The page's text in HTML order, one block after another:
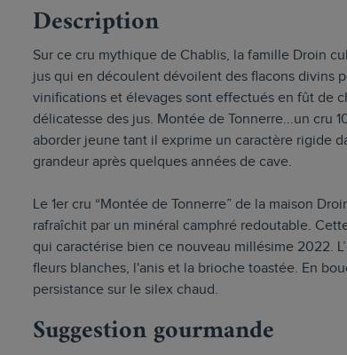
Description
Sur ce cru mythique de Chablis, la famille Droin
jus qui en découlent dévoilent des flacons divins
vinifications et élevages sont effectués en fût de
délicatesse des jus. Montée de Tonnerre...un cru
aborder jeune tant il exprime un caractère rigide
grandeur après quelques années de cave.
Le 1er cru “Montée de Tonnerre” de la maison
rafraîchit par un minéral camphré redoutable.
qui caractérise bien ce nouveau millésime 2022.
fleurs blanches, l'anis et la brioche toastée. En
persistance sur le silex chaud.
Suggestion gourmande